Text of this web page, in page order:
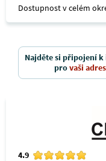
Dostupnost v celém
Najděte si připojení
provaši
4.9